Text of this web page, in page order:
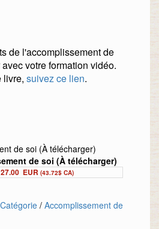
de l'accomplissement de
votre formation vidéo.
livre, suivez ce lien.
de soi (À télécharger)
27.00 EUR (43.72$ CA)
Catégorie / Accomplissement de